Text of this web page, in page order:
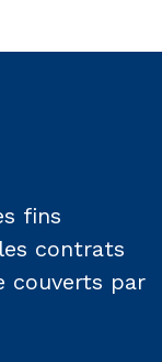
fins
contrats
couverts par